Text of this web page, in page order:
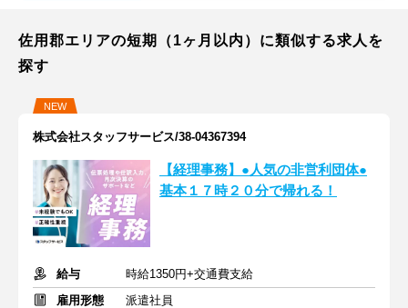
佐用郡エリアの短期（1ヶ月以内）に類似する求人を
探す
NEW
株式会社スタッフサービス/38-04367394
【経理事務】●人気の非営利団体●
基本１７時２０分で帰れる！
給与
時給1350円+交通費支給
雇用形態
派遣社員